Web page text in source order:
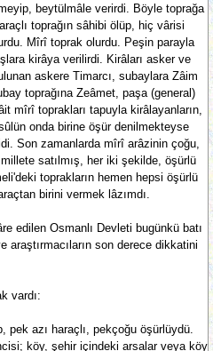
beytülmâle verirdi. Böyle toprağa
toprağın sâhibi ölüp, hiç vârisi
Mîrî toprak olurdu. Peşin parayla
kirâya verilirdi. Kirâları asker ve
askere Timarcı, subaylara Zâim
toprağına Zeâmet, paşa (general)
mîrî toprakları tapuyla kirâlayanların,
onda birine öşür denilmekteyse
Son zamanlarda mîrî arâzinin çoğu,
satılmış, her iki şekilde, öşürlü
toprakların hemen hepsi öşürlü
birini vermek lâzımdı.
edilen Osmanlı Devleti bugünkü batı
son derece dikkatini
vardı:
pek azı haraçlı, pekçoğu öşürlüydü.
köy, şehir içindeki arsalar veya köy